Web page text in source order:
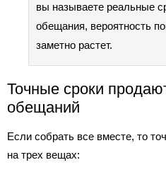
вы называете реальные
обещания, вероятность
заметно растет.
Точные сроки
обещаний
Если собрать все вместе, то
на трех вещах: